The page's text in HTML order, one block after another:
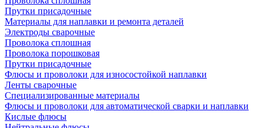
Прутки присадочные
Материалы для наплавки и ремонта деталей
Электроды сварочные
Проволока сплошная
Проволока порошковая
Прутки присадочные
Флюсы и проволоки для износостойкой наплавки
Ленты сварочные
Специализированные материалы
Флюсы и проволоки для автоматической сварки и наплавки
Кислые флюсы